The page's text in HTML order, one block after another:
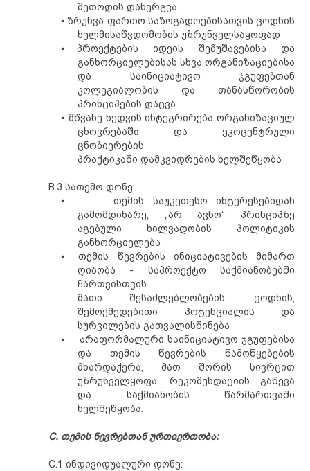
მეთოდის დანერგვა.
▪ ზრუნვა ფართო საზოგადოებისათვის ცოდნის
ხელმისაწვდომობის უზრუნველსაყოფად
▪ პროექტების იდეის შემუშავებისა და
განხორციელებისას სხვა ორგანიზაციებისა
და საინიციატივო ჯგუფებთან
კოლეგიალობის და თანასწორობის
პრინციპების დაცვა
▪ მწვანე ხედვის ინტეგრირება ორგანიზაციულ
ცხოვრებაში და ეკოცენტრული
ცნობიერების
პრაქტიკაში დამკვიდრების ხელშეწყობა
B.3 სათემო დონე:
▪
თემის საუკეთესო ინტერესებიდან
გამომდინარე, „არ ავნო“ პრინციპზე
აგებული ხილვადობის პოლიტიკის
განხორციელება
▪თემის წევრების ინიციატივების მიმართ
ღიაობა - საპროექტო საქმიანობებში
ჩართვისთვის
მათიშესაძლებლობების,ცოდნის,
შემოქმედებითი პოტენციალის და
სურვილების გათვალისწინება
▪
არაფორმალური საინიციატივო ჯგუფებისა
და თემის წევრების წამოწყებების
მხარდაჭერა, მათ შორის სივრცით
უზრუნველყოფა, რეკომენდაციის გაწევა
და საქმიანობის წარმართვაში
ხელშეწყობა.
C. თემის წევრებთანურთიერთობა:
C.1 ინდივიდუალური დონე: